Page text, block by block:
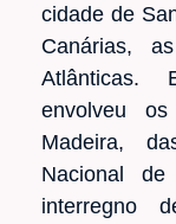
cidade de
Canárias,
Atlânticas.
envolveu
Madeira,
Nacional
interregno